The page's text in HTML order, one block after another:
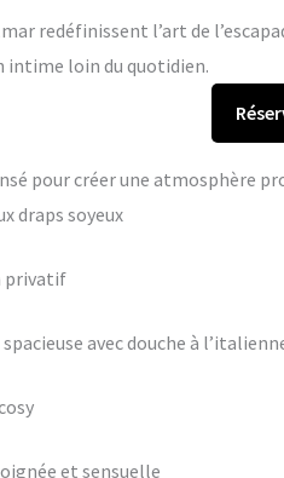
redéfinissent l’art de
intime loin du quotidien.
pour créer une atmosphère
draps soyeux
privatif
avec douche à
et sensuelle